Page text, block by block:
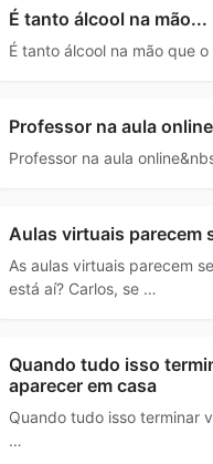
É tanto álcool na mão...
É tanto álcool na mão que
Professor na aula online
Professor na aula
Aulas virtuais parecem
As aulas virtuais parecem
está aí? Carlos, se …
Quando tudo isso
aparecer em casa
Quando tudo isso terminar
…